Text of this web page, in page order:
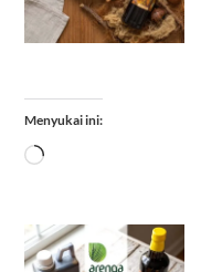
Menyukai ini:
Memuat...